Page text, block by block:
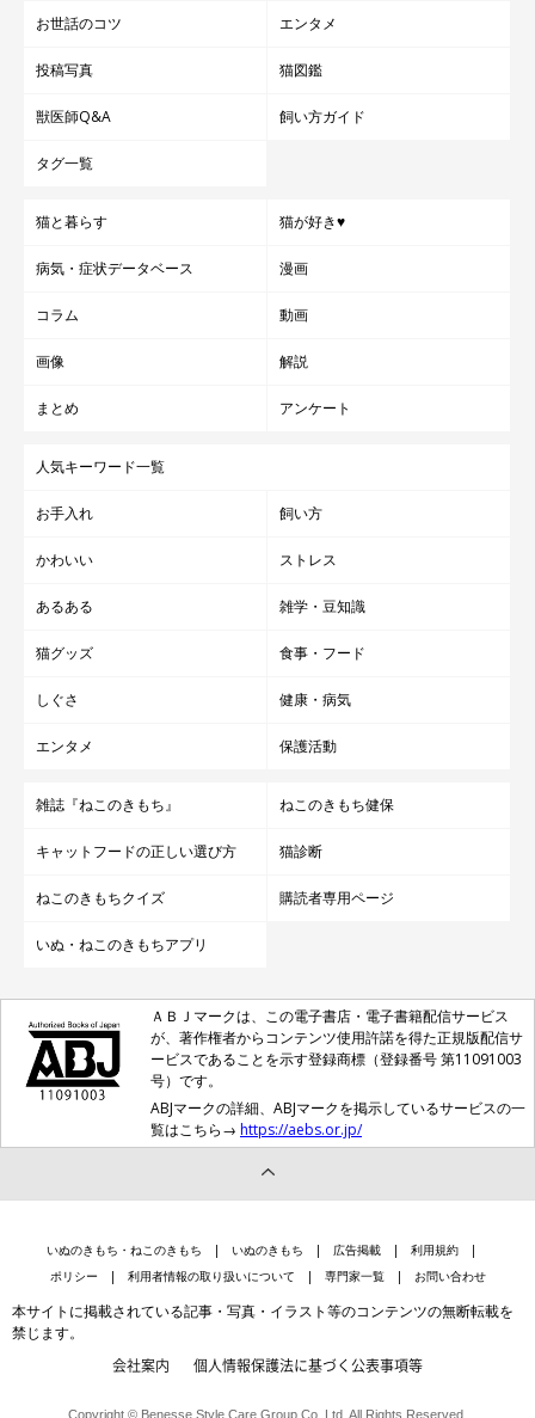
お世話のコツ エンタメ
投稿写真 猫図鑑
獣医師Q&A 飼い方ガイド
タグ一覧
猫と暮らす 猫が好き♥
病気・症状データベース 漫画
コラム 動画
画像 解説
まとめ アンケート
人気キーワード一覧
お手入れ 飼い方
かわいい ストレス
あるある 雑学・豆知識
猫グッズ 食事・フード
しぐさ 健康・病気
エンタメ 保護活動
雑誌『ねこのきもち』 ねこのきもち健保
キャットフードの正しい選び方 猫診断
ねこのきもちクイズ 購読者専用ページ
いぬ・ねこのきもちアプリ
ＡＢＪマークは、この電子書店・電子書籍配信サービス
が、著作権者からコンテンツ使用許諾を得た正規版配信サ
ービスであることを示す登録商標（登録番号 第11091003
号）です。
ABJマークの詳細、ABJマークを掲示しているサービスの一
覧はこちら→ https://aebs.or.jp/
いぬのきもち・ねこのきもち いぬのきもち 広告掲載
利用規約
ポリシー
利用者情報の取り扱いについて 専門家一覧 お問い合わせ
本サイトに掲載されている記事・写真・イラスト等のコンテンツの無断転載を
禁じます。
会社案内 個人情報保護法に基づく公表事項等
Copyright © Benesse Style Care Group Co.,Ltd. All Rights Reserved.